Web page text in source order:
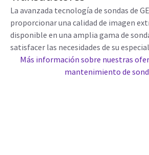
La avanzada tecnología de sondas de
proporcionar una calidad de imagen
disponible en una amplia gama de
satisfacer las necesidades de su
Más información sobre nuestras
mantenimiento de